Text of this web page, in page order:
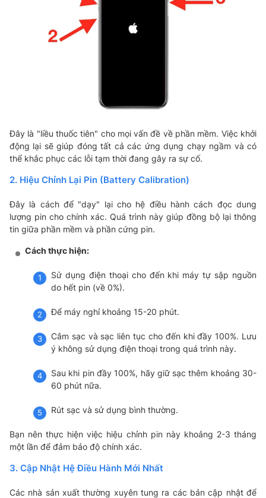
Đây là "liều thuốc tiên" cho mọi vấn đề về phần mềm. Việc khởi
động lại sẽ giúp đóng tất cả các ứng dụng chạy ngầm và có
thể khắc phục các lỗi tạm thời đang gây ra sự cố.
2. Hiệu Chỉnh Lại Pin (Battery Calibration)
Đây là cách để "dạy" lại cho hệ điều hành cách đọc dung
lượng pin cho chính xác. Quá trình này giúp đồng bộ lại thông
tin giữa phần mềm và phần cứng pin.
Cách thực hiện:
Sử dụng điện thoại cho đến khi máy tự sập nguồn
do hết pin (về 0%).
Để máy nghỉ khoảng 15-20 phút.
Cắm sạc và sạc liên tục cho đến khi đầy 100%. Lưu
ý không sử dụng điện thoại trong quá trình này.
Sau khi pin đầy 100%, hãy giữ sạc thêm khoảng 30-
60 phút nữa.
Rút sạc và sử dụng bình thường.
Bạn nên thực hiện việc hiệu chỉnh pin này khoảng 2-3 tháng
một lần để đảm bảo độ chính xác.
3. Cập Nhật Hệ Điều Hành Mới Nhất
Các nhà sản xuất thường xuyên tung ra các bản cập nhật để